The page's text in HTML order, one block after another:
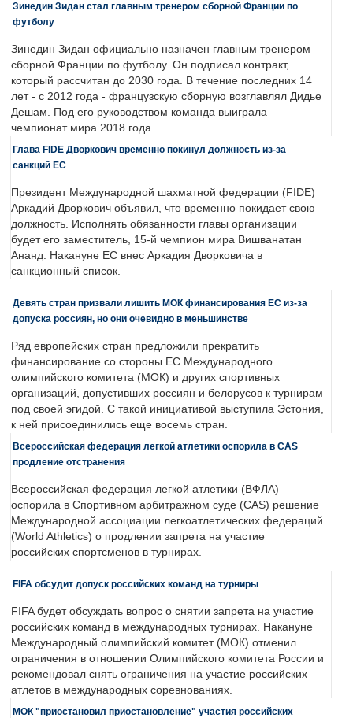
Зинедин Зидан стал главным тренером сборной Франции по
футболу
Зинедин Зидан официально назначен главным тренером
сборной Франции по футболу. Он подписал контракт,
который рассчитан до 2030 года. В течение последних 14
лет - с 2012 года - французскую сборную возглавлял Дидье
Дешам. Под его руководством команда выиграла
чемпионат мира 2018 года.
Глава FIDE Дворкович временно покинул должность из-за
санкций ЕС
Президент Международной шахматной федерации (FIDE)
Аркадий Дворкович объявил, что временно покидает свою
должность. Исполнять обязанности главы организации
будет его заместитель, 15-й чемпион мира Вишванатан
Ананд. Накануне ЕС внес Аркадия Дворковича в
санкционный список.
Девять стран призвали лишить МОК финансирования ЕС из-за
допуска россиян, но они очевидно в меньшинстве
Ряд европейских стран предложили прекратить
финансирование со стороны ЕС Международного
олимпийского комитета (МОК) и других спортивных
организаций, допустивших россиян и белорусов к турнирам
под своей эгидой. С такой инициативой выступила Эстония,
к ней присоединились еще восемь стран.
Всероссийская федерация легкой атлетики оспорила в CAS
продление отстранения
Всероссийская федерация легкой атлетики (ВФЛА)
оспорила в Спортивном арбитражном суде (CAS) решение
Международной ассоциации легкоатлетических федераций
(World Athletics) о продлении запрета на участие
российских спортсменов в турнирах.
FIFA обсудит допуск российских команд на турниры
FIFA будет обсуждать вопрос о снятии запрета на участие
российских команд в международных турнирах. Накануне
Международный олимпийский комитет (МОК) отменил
ограничения в отношении Олимпийского комитета России и
рекомендовал снять ограничения на участие российских
атлетов в международных соревнованиях.
МОК "приостановил приостановление" участия российских